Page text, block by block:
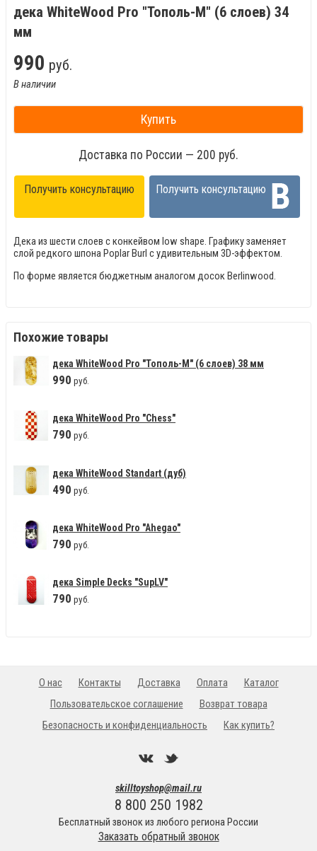
Похожие товары
дека WhiteWood Pro "Тополь-М" (6 слоев) 38 мм
990 руб.
дека WhiteWood Pro "Сhess"
790 руб.
дека WhiteWood Standart (дуб)
490 руб.
дека WhiteWood Pro "Ahegao"
790 руб.
дека Simple Decks "SupLV"
790 руб.
дека WhiteWood Pro "Тополь-М" (6 слоев) 34
мм
990 руб.
В наличии
Купить
Доставка по России — 200 руб.
Получить консультацию Получить консультацию
Дека из шести слоев с конкейвом low shape. Графику заменяет
слой редкого шпона Poplar Burl с удивительным 3D-эффектом.
По форме является бюджетным аналогом досок Berlinwood.
skilltoyshop@mail.ru
8 800 250 1982
Бесплатный звонок из любого региона России
Заказать обратный звонок
О нас Контакты Доставка Оплата
Каталог
Пользовательское соглашение
Возврат товара
Безопасность и конфиденциальность
Как купить?